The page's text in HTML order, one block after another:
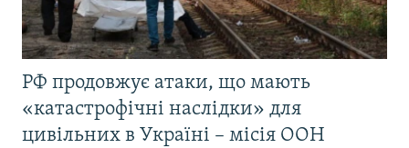
РФ продовжує атаки, що мають
«катастрофічні наслідки» для
цивільних в Україні – місія ООН